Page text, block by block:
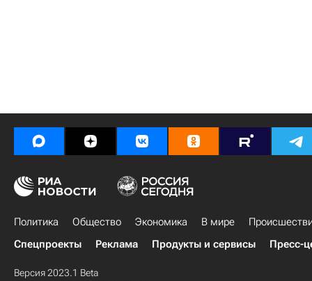
Политика Общество Экономика В мире
Спецпроекты
Реклама Продукты и сервисы Пресс-
Версия 2023.1 Beta